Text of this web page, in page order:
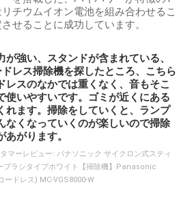
チウムイオン電池を組み合わせるこ
せることに成功しています。
が強い、スタンドが含まれている、
レス掃除機を探したところ、こちら
レスのなかでは重くなく、音もそこ
使いやすいです。ゴミが近くにある
れます。掃除をしていくと、ランプ
なくなっていくのが楽しいので掃除
がります。
マーレビュー: パナソニック サイクロン式スティ
ブラシタイプホワイト【掃除機】Panasonic
ードレス) MC-VGS8000-W